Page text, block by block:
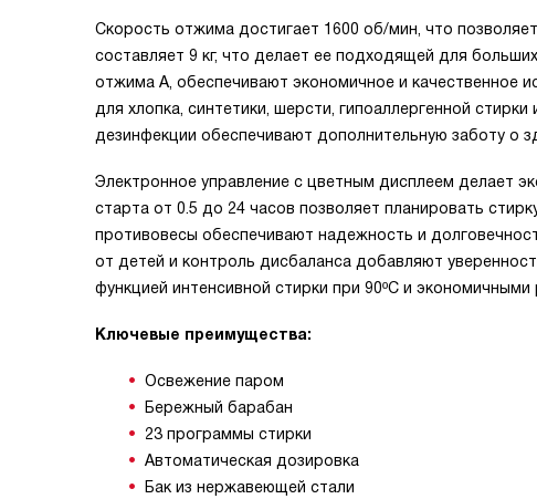
Скорость отжима достигает 1600 об/мин, что
составляет 9 кг, что делает ее подходящей для
отжима A, обеспечивают экономичное и качественное
для хлопка, синтетики, шерсти, гипоаллергенной
дезинфекции обеспечивают дополнительную заботу о
Электронное управление с цветным дисплеем делает
старта от 0.5 до 24 часов позволяет планировать
противовесы обеспечивают надежность и
от детей и контроль дисбаланса добавляют
функцией интенсивной стирки при 90ºC и
Ключевые преимущества:
Освежение паром
Бережный барабан
23 программы стирки
Автоматическая дозировка
Бак из нержавеющей стали